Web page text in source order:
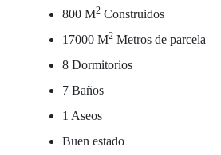
800 M2 Construidos
17000 M2 Metros de parcela
8 Dormitorios
7 Baños
1 Aseos
Buen estado